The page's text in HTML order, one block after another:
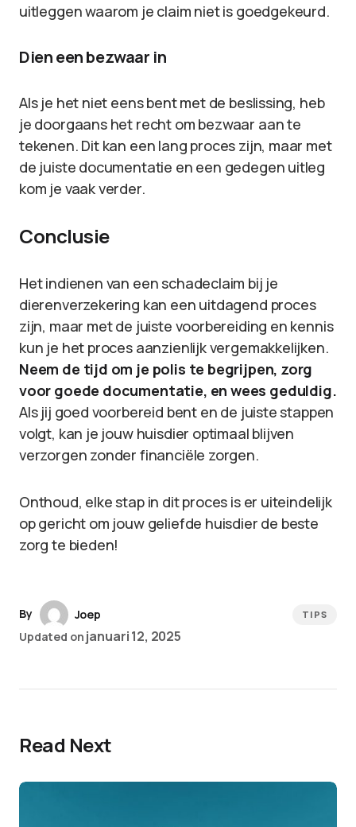
uitleggen waarom je claim niet is goedgekeurd.
Dien een bezwaar in
Als je het niet eens bent met de beslissing, heb
je doorgaans het recht om bezwaar aan te
tekenen. Dit kan een lang proces zijn, maar met
de juiste documentatie en een gedegen uitleg
kom je vaak verder.
Conclusie
Het indienen van een schadeclaim bij je
dierenverzekering kan een uitdagend proces
zijn, maar met de juiste voorbereiding en kennis
kun je het proces aanzienlijk vergemakkelijken.
Neem de tijd om je polis te begrijpen, zorg
voor goede documentatie, en wees geduldig.
Als jij goed voorbereid bent en de juiste stappen
volgt, kan je jouw huisdier optimaal blijven
verzorgen zonder financiële zorgen.
Onthoud, elke stap in dit proces is er uiteindelijk
op gericht om jouw geliefde huisdier de beste
zorg te bieden!
By
Joep
Updated on januari 12, 2025
TIPS
Read Next